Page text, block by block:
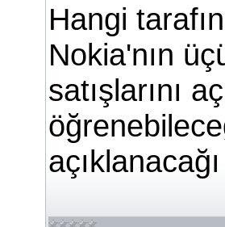
Hangi
Nokia'nın
satışlarını